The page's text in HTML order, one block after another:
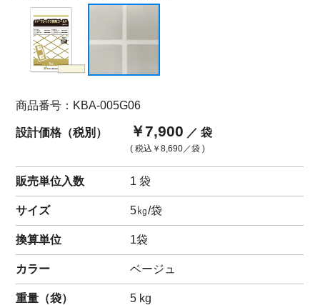
商品番号：KBA-005G06
設計価格（税別） ￥7,900 ／ 袋
( 税込 ￥8,690／袋 )
販売単位入数 1 袋
サイズ 5㎏/袋
換算単位 1袋
カラー ベージュ
重量（袋） 5 kg